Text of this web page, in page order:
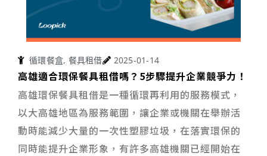
循環餐盒, 餐具租借 2025-01-14
高雄適合環保餐具租借嗎？5步驟提升企業競爭力！
高雄環保餐具租借是一種循環再利用的服務模式，
以大高雄地區為服務範圍，讓企業或機關在舉辦活
動時能減少大量的一次性塑膠垃圾，在落實環保的
同時能提升企業形象，有許多高雄機關已經開始在